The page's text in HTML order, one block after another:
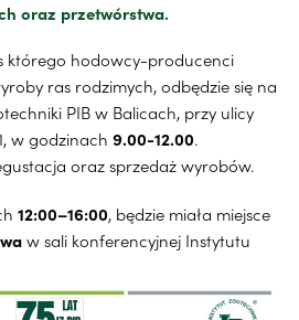
oraz przetwórstwa.
którego hodowcy-producenci
ras rodzimych, odbędzie się na
PIB w Balicach, przy ulicy
w godzinach 9.00-12.00.
oraz sprzedaż wyrobów.
12:00–16:00, będzie miała miejsce
w sali konferencyjnej Instytutu